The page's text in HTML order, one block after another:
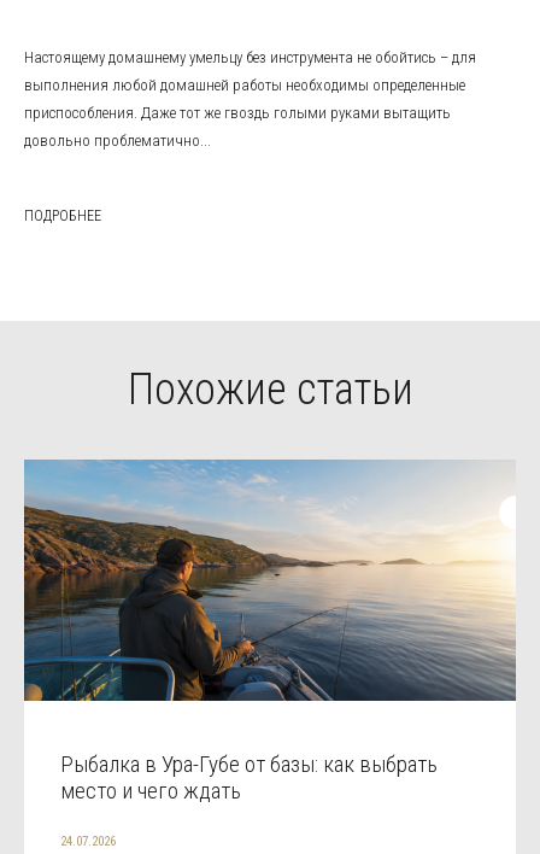
Настоящему домашнему умельцу без инструмента не обойтись – для
выполнения любой домашней работы необходимы определенные
приспособления. Даже тот же гвоздь голыми руками вытащить
довольно проблематично...
ПОДРОБНЕЕ
Похожие статьи
Рыбалка в Ура-Губе от базы: как выбрать
место и чего ждать
24.07.2026